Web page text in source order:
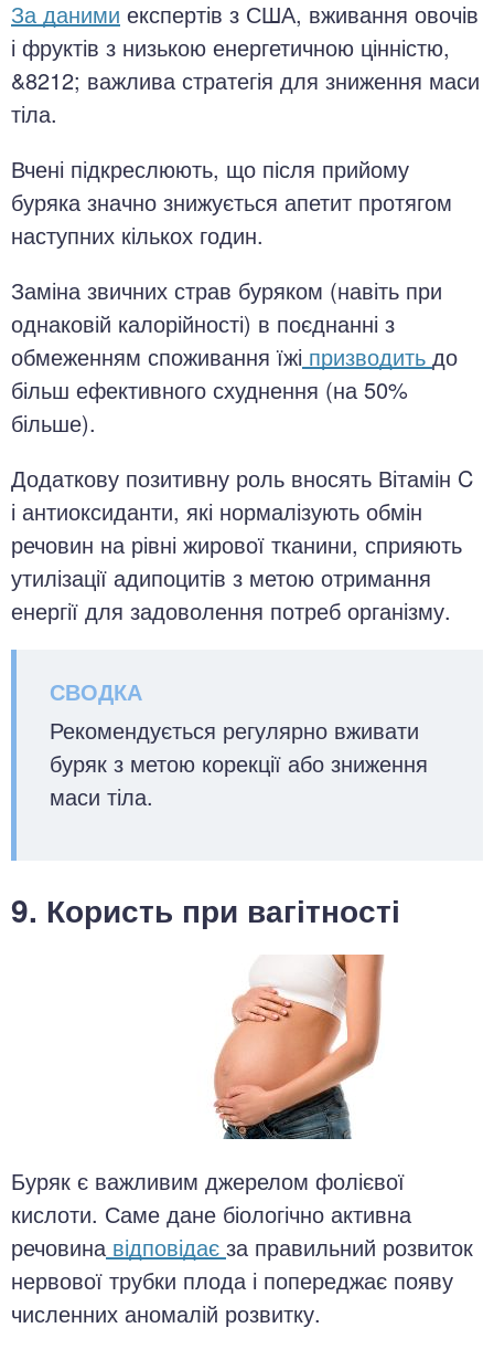
За даними експертів з США, вживання овочів
і фруктів з низькою енергетичною цінністю,
&8212; важлива стратегія для зниження маси
тіла.
Вчені підкреслюють, що після прийому
буряка значно знижується апетит протягом
наступних кількох годин.
Заміна звичних страв буряком (навіть при
однаковій калорійності) в поєднанні з
обмеженням споживання їжі призводить до
більш ефективного схуднення (на 50%
більше).
Додаткову позитивну роль вносять Вітамін C
і антиоксиданти, які нормалізують обмін
речовин на рівні жирової тканини, сприяють
утилізації адипоцитів з метою отримання
енергії для задоволення потреб організму.
Рекомендується регулярно вживати
буряк з метою корекції або зниження
маси тіла.
9. Користь при вагітності
Буряк є важливим джерелом фолієвої
кислоти. Саме дане біологічно активна
речовина відповідає за правильний розвиток
нервової трубки плода і попереджає появу
численних аномалій розвитку.